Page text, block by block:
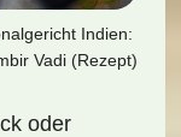
Indien:
Vadi (Rezept)
oder